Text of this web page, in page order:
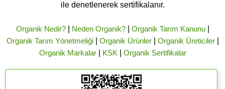
ile denetlenerek sertifikalanır.
Organik Nedir?| Neden Organik?| Organik Tarım Kanunu|
Organik Tarım Yönetmeliği| Organik Ürünler| Organik Üreticiler|
Organik Markalar| KSK Organik Sertifikalar